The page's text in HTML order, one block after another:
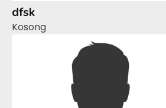
dfsk
Kosong